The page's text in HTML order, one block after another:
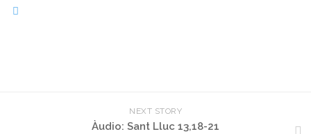
NEXT STORY
Àudio: Sant Lluc 13,18-21